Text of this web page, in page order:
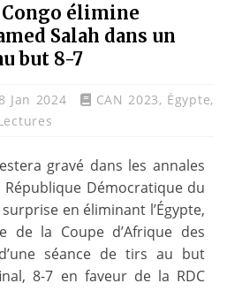
Congo élimine
Salah dans un
but 8-7
Jan 2024 CAN 2023, Égypte,
gravé dans les annales
Démocratique du
en éliminant l’Égypte,
de la Coupe d’Afrique des
séance de tirs au but
8-7 en faveur de la RDC